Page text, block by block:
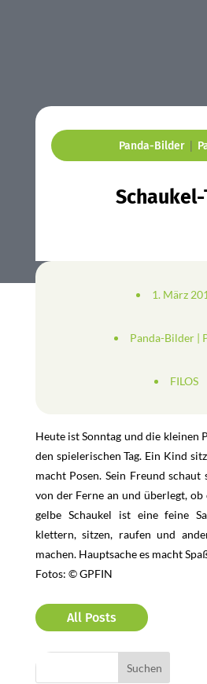
Panda-Bilder|
1. März
Panda-Bilder |
FILOS
Heute ist Sonntag und die kleinen
den spielerischen Tag. Ein Kind
macht Posen. Sein Freund schaut
von der Ferne an und überlegt,
gelbe Schaukel ist eine feine
klettern, sitzen, raufen und
machen. Hauptsache es macht
Fotos: © GPFIN
All Posts